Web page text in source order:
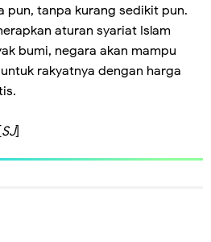
pun, tanpa kurang sedikit pun.
aturan syariat Islam
bumi, negara akan mampu
rakyatnya dengan harga
SJ]